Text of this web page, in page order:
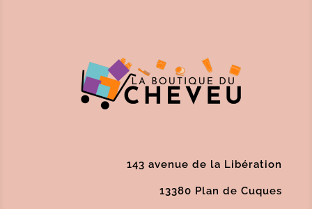
143 avenue de la Libération
13380 Plan de Cuques